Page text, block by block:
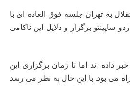
به تهران جلسه فوق العاده ای با
ساپینتو برگزار و دلایل این ناکامی
خبر
داده اند اما تا زمان برگزاری این
می بود. با این حال به نظر می رسد